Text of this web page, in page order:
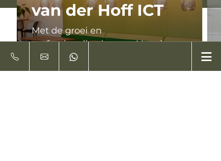
van der Hoff ICT
Met de groei en
professionalisering van Van der
Hoff ICT ontstond de behoefte aan
een moderne, functionele en